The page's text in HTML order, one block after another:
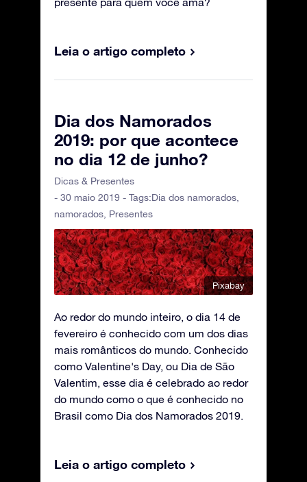
Leia o artigo completo
Dia dos Namorados
2019: por que acontece
no dia 12 de junho?
Dicas & Presentes
- 30 maio 2019 - Tags:Dia dos namorados
namorados Presentes
Pixabay
Ao redor do mundo inteiro, o dia 14 de
fevereiro é conhecido com um dos dias
mais românticos do mundo. Conhecido
como Valentine's Day, ou Dia de São
Valentim, esse dia é celebrado ao redor
do mundo como o que é conhecido no
Brasil como Dia dos Namorados 2019.
Leia o artigo completo